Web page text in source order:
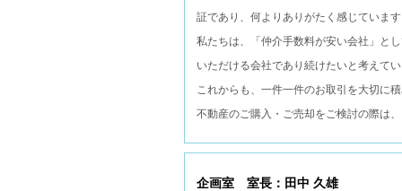
証であり、何よりありがたく感じていま
私たちは、「仲介手数料が安い会社」と
いただける会社であり続けたいと考えて
これからも、一件一件のお取引を大切に
不動産のご購入・ご売却をご検討の際は
企画室 室長：田中 久雄